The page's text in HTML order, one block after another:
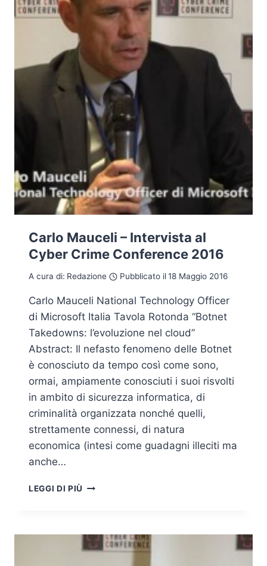
Carlo Mauceli – Intervista al
Cyber Crime Conference 2016
A cura di: Redazione Pubblicato il18 Maggio 2016
Carlo Mauceli National Technology Officer
di Microsoft Italia Tavola Rotonda “Botnet
Takedowns: l’evoluzione nel cloud”
Abstract: Il nefasto fenomeno delle Botnet
è conosciuto da tempo così come sono,
ormai, ampiamente conosciuti i suoi risvolti
in ambito di sicurezza informatica, di
criminalità organizzata nonché quelli,
strettamente connessi, di natura
economica (intesi come guadagni illeciti ma
anche…
LEGGI DI PIÙ CARLO
AL
CYBER